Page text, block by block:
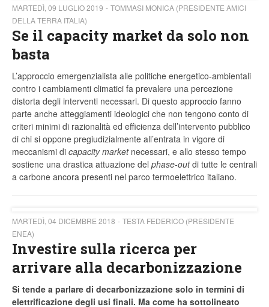
MARTEDÌ, 09 LUGLIO 2019
TOMMASI MONICA (PRESIDENTE AMICI
DELLA TERRA ITALIA)
Se il capacity market da solo non
basta
L’approccio emergenzialista alle politiche energetico-ambientali
contro i cambiamenti climatici fa prevalere una percezione
distorta degli interventi necessari. Di questo approccio fanno
parte anche atteggiamenti ideologici che non tengono conto di
criteri minimi di razionalità ed efficienza dell’intervento pubblico
di chi si oppone pregiudizialmente all’entrata in vigore di
meccanismi di capacity marketnecessari, e allo stesso tempo
sostiene una drastica attuazione del phase-outdi tutte le centrali
a carbone ancora presenti nel parco termoelettrico italiano.
MARTEDÌ, 04 DICEMBRE 2018
TESTA FEDERICO (PRESIDENTE
ENEA)
Investire sulla ricerca per
arrivare alla decarbonizzazione
Si tende a parlare di decarbonizzazione solo in termini di
elettrificazione degli usi finali. Ma come ha sottolineato